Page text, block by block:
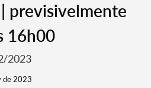
previsivelmente
16h00
2023
de 2023